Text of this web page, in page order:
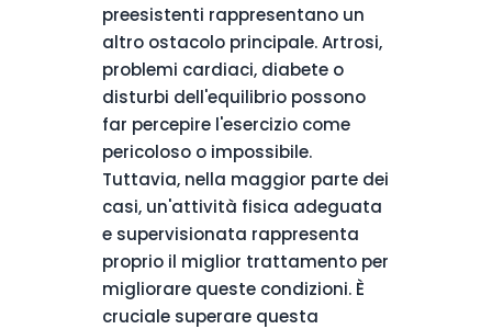
preesistenti rappresentano un
altro ostacolo principale. Artrosi,
problemi cardiaci, diabete o
disturbi dell'equilibrio possono
far percepire l'esercizio come
pericoloso o impossibile.
Tuttavia, nella maggior parte dei
casi, un'attività fisica adeguata
e supervisionata rappresenta
proprio il miglior trattamento per
migliorare queste condizioni. È
cruciale superare questa